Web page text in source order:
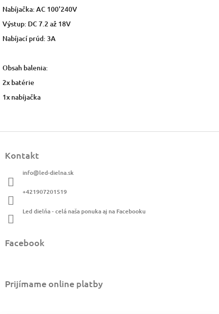
Nabíjačka: AC 100'240V
Výstup: DC 7.2 až 18V
Nabíjací prúd: 3A
Obsah balenia:
2x batérie
1x nabíjačka
Kontakt
info@led-dielna.sk
+421907201519
Led dielňa - celá naša ponuka aj na Facebooku
Facebook
Prijímame online platby